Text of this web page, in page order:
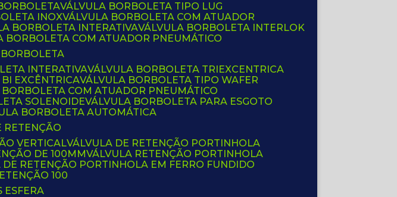
VÁLVULA BORBOLETA TIPO LUG
INOX VÁLVULA BORBOLETA COM ATUADOR
BORBOLETA INTERATIVA VÁLVULA BORBOLETA INTERLOK
BORBOLETA COM ATUADOR PNEUMÁTICO
BORBOLETA
INTERATIVA VÁLVULA BORBOLETA TRIEXCENTRICA
BI EXCÊNTRICA VÁLVULA BORBOLETA TIPO WAFER
BORBOLETA COM ATUADOR PNEUMÁTICO
SOLENOIDE VÁLVULA BORBOLETA PARA ESGOTO
BORBOLETA AUTOMÁTICA
RETENÇÃO
VERTICAL VÁLVULA DE RETENÇÃO PORTINHOLA
DE 100MM
VÁLVULA RETENÇÃO PORTINHOLA
DE RETENÇÃO PORTINHOLA EM FERRO FUNDIDO
100
ESFERA